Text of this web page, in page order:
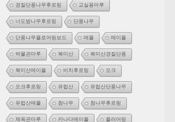
경질단풍나무후로링 교실용마루
너도밤나무후로링 단풍나무
단풍나무플로어링보드 매플 메이플
박물관마루 북미산 북미산경질단풍
북미산메이플 비치후로링 오크
오크후로링 유럽산 유럽산단풍나무
유럽산매플 참나무 참나무후로링
체육관마루 카나다메이플 플러어링